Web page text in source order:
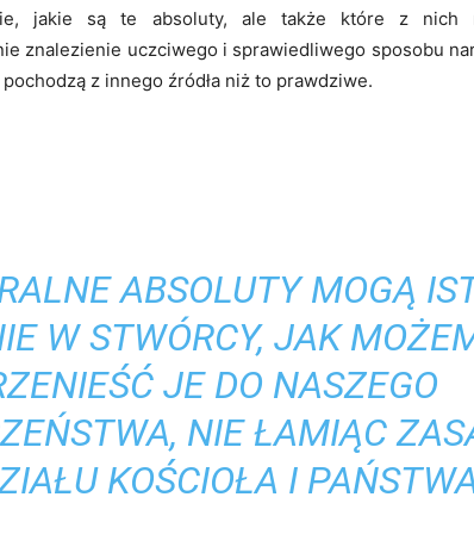
jakie są te absoluty, ale także które z nich
znalezienie uczciwego i sprawiedliwego sposobu
z innego źródła niż to prawdziwe.
ABSOLUTY MOGĄ
W STWÓRCY, JAK
JE DO NASZEGO
NIE ŁAMIĄC
KOŚCIOŁA I